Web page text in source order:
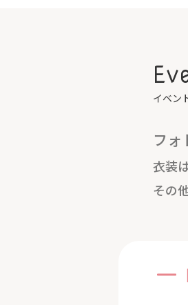
イベン
フォ
衣装
その